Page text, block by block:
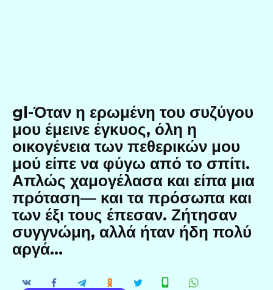
gl-Όταν η ερωμένη του συζύγου
μου έμεινε έγκυος, όλη η
οικογένεια των πεθερικών μου
μού είπε να φύγω από το σπίτι.
Απλώς χαμογέλασα και είπα μια
πρόταση— και τα πρόσωπα και
των έξι τους έπεσαν. Ζήτησαν
συγγνώμη, αλλά ήταν ήδη πολύ
αργά…